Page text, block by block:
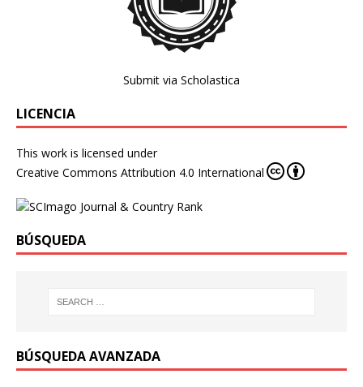
Submit via Scholastica
LICENCIA
This work is licensed under
Creative Commons Attribution 4.0 International
BÚSQUEDA
BÚSQUEDA AVANZADA